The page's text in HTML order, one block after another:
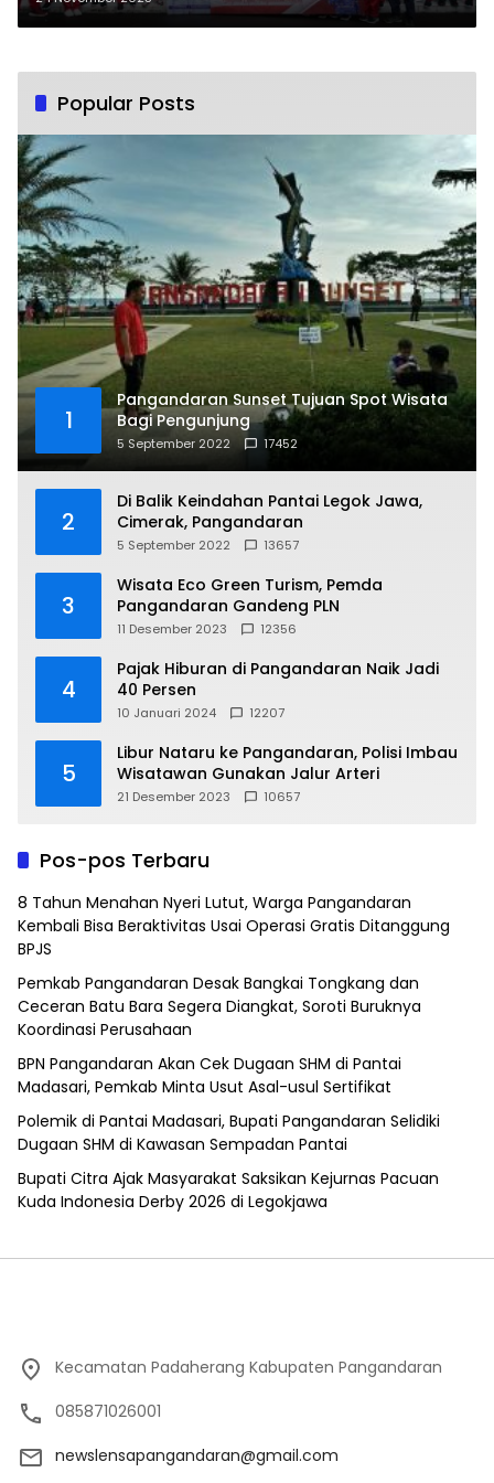
Popular Posts
1
Pangandaran Sunset Tujuan Spot Wisata
Bagi Pengunjung
5 September 2022 17452
2
Di Balik Keindahan Pantai Legok Jawa,
Cimerak, Pangandaran
5 September 2022 13657
3
Wisata Eco Green Turism, Pemda
Pangandaran Gandeng PLN
11 Desember 2023 12356
4
Pajak Hiburan di Pangandaran Naik Jadi
40 Persen
10 Januari 2024 12207
5
Libur Nataru ke Pangandaran, Polisi Imbau
Wisatawan Gunakan Jalur Arteri
21 Desember 2023 10657
Pos-pos Terbaru
8 Tahun Menahan Nyeri Lutut, Warga Pangandaran
Kembali Bisa Beraktivitas Usai Operasi Gratis Ditanggung
BPJS
Pemkab Pangandaran Desak Bangkai Tongkang dan
Ceceran Batu Bara Segera Diangkat, Soroti Buruknya
Koordinasi Perusahaan
BPN Pangandaran Akan Cek Dugaan SHM di Pantai
Madasari, Pemkab Minta Usut Asal-usul Sertifikat
Polemik di Pantai Madasari, Bupati Pangandaran Selidiki
Dugaan SHM di Kawasan Sempadan Pantai
Bupati Citra Ajak Masyarakat Saksikan Kejurnas Pacuan
Kuda Indonesia Derby 2026 di Legokjawa
Kecamatan Padaherang Kabupaten Pangandaran
085871026001
newslensapangandaran@gmail.com